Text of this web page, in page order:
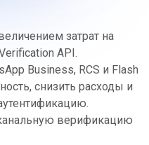
затрат на
API.
Business, RCS и Flash
снизить расходы и
верификацию